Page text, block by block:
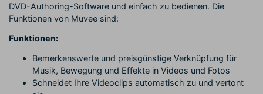
DVD-Authoring-Software und einfach zu bedienen. Die
Funktionen von Muvee sind:
Funktionen:
Bemerkenswerte und preisgünstige Verknüpfung für
Musik, Bewegung und Effekte in Videos und Fotos
Schneidet Ihre Videoclips automatisch zu und vertont